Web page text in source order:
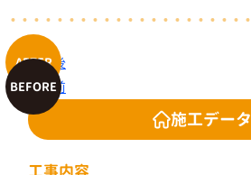
施工データ
工事内容